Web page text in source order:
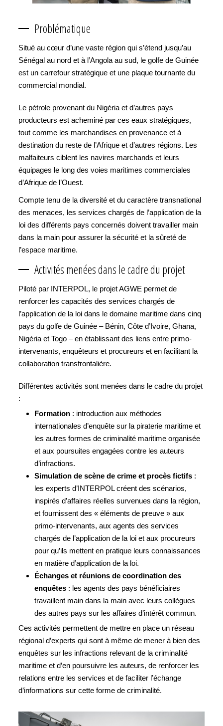
Problématique
Situé au cœur d’une vaste région qui s’étend jusqu’au
Sénégal au nord et à l’Angola au sud, le golfe de Guinée
est un carrefour stratégique et une plaque tournante du
commercial mondial.
Le pétrole provenant du Nigéria et d’autres pays
producteurs est acheminé par ces eaux stratégiques,
tout comme les marchandises en provenance et à
destination du reste de l’Afrique et d’autres régions. Les
malfaiteurs ciblent les navires marchands et leurs
équipages le long des voies maritimes commerciales
d’Afrique de l’Ouest.
Compte tenu de la diversité et du caractère transnational
des menaces, les services chargés de l’application de la
loi des différents pays concernés doivent travailler main
dans la main pour assurer la sécurité et la sûreté de
l’espace maritime.
Activités menées dans le cadre du projet
Piloté par INTERPOL, le projet AGWE permet de
renforcer les capacités des services chargés de
l’application de la loi dans le domaine maritime dans cinq
pays du golfe de Guinée – Bénin, Côte d’Ivoire, Ghana,
Nigéria et Togo – en établissant des liens entre primo-
intervenants, enquêteurs et procureurs et en facilitant la
collaboration transfrontalière.
Différentes activités sont menées dans le cadre du projet
:
Formation : introduction aux méthodes
internationales d’enquête sur la piraterie maritime et
les autres formes de criminalité maritime organisée
et aux poursuites engagées contre les auteurs
d’infractions.
Simulation de scène de crime et procès fictifs :
les experts d’INTERPOL créent des scénarios,
inspirés d’affaires réelles survenues dans la région,
et fournissent des « éléments de preuve » aux
primo-intervenants, aux agents des services
chargés de l’application de la loi et aux procureurs
pour qu’ils mettent en pratique leurs connaissances
en matière d’application de la loi.
Échanges et réunions de coordination des
enquêtes : les agents des pays bénéficiaires
travaillent main dans la main avec leurs collègues
des autres pays sur les affaires d’intérêt commun.
Ces activités permettent de mettre en place un réseau
régional d’experts qui sont à même de mener à bien des
enquêtes sur les infractions relevant de la criminalité
maritime et d’en poursuivre les auteurs, de renforcer les
relations entre les services et de faciliter l’échange
d’informations sur cette forme de criminalité.